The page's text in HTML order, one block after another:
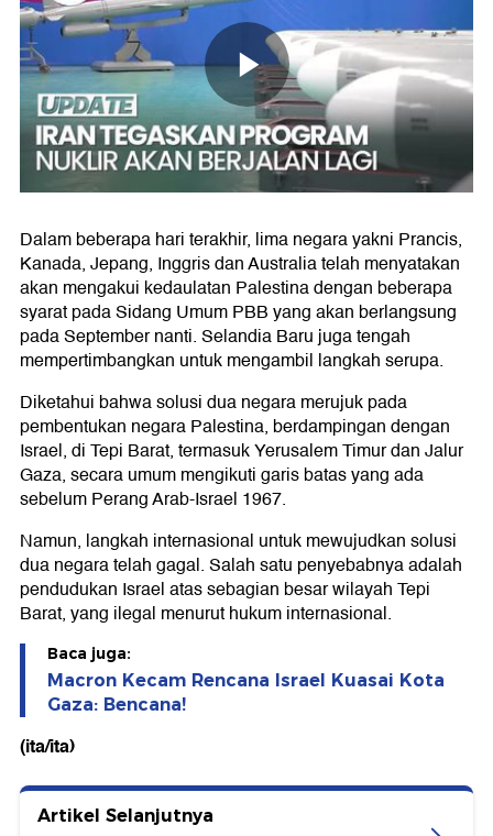
Dalam beberapa hari terakhir, lima negara yakni Prancis,
Kanada, Jepang, Inggris dan Australia telah menyatakan
akan mengakui kedaulatan Palestina dengan beberapa
syarat pada Sidang Umum PBB yang akan berlangsung
pada September nanti. Selandia Baru juga tengah
mempertimbangkan untuk mengambil langkah serupa.
Diketahui bahwa solusi dua negara merujuk pada
pembentukan negara Palestina, berdampingan dengan
Israel, di Tepi Barat, termasuk Yerusalem Timur dan Jalur
Gaza, secara umum mengikuti garis batas yang ada
sebelum Perang Arab-Israel 1967.
Namun, langkah internasional untuk mewujudkan solusi
dua negara telah gagal. Salah satu penyebabnya adalah
pendudukan Israel atas sebagian besar wilayah Tepi
Barat, yang ilegal menurut hukum internasional.
Baca juga:
Macron Kecam Rencana Israel Kuasai Kota
Gaza: Bencana!
(ita/ita)
Artikel Selanjutnya